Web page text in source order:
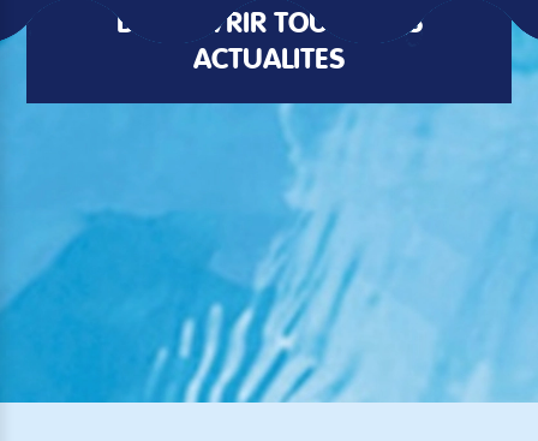
DÉCOUVRIR TOUTES LES
ACTUALITÉS